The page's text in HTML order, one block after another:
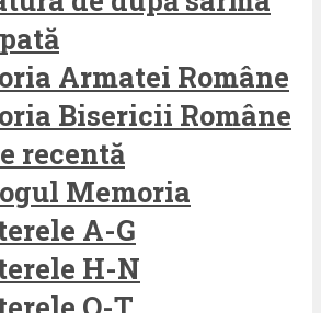
Armatei Române
Bisericii Române
recentă
Memoria
A-G
H-N